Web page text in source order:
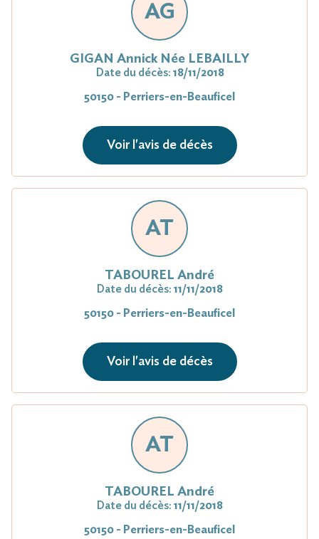
AG
GIGAN Annick Née LEBAILLY
Date du décès: 18/11/2018
50150 - Perriers-en-Beauficel
Voir l'avis de décès
AT
TABOUREL André
Date du décès: 11/11/2018
50150 - Perriers-en-Beauficel
Voir l'avis de décès
AT
TABOUREL André
Date du décès: 11/11/2018
50150 - Perriers-en-Beauficel